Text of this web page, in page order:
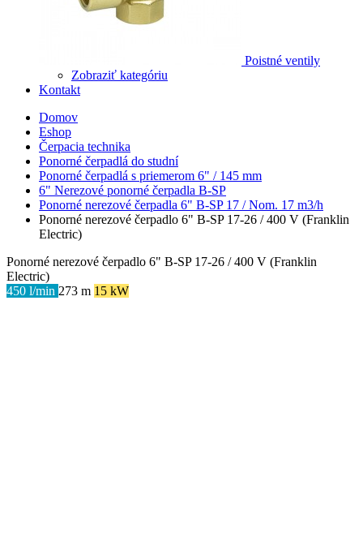
Poistné ventily
Zobraziť kategóriu
Kontakt
Domov
Eshop
Čerpacia technika
Ponorné čerpadlá do studní
Ponorné čerpadlá s priemerom 6" / 145 mm
6" Nerezové ponorné čerpadla B-SP
Ponorné nerezové čerpadla 6" B-SP 17 / Nom. 17 m3/h
Ponorné nerezové čerpadlo 6" B-SP 17-26 / 400 V (Franklin
Electric)
Ponorné nerezové čerpadlo 6" B-SP 17-26 / 400 V (Franklin
Electric)
450 l/min 273 m 15 kW